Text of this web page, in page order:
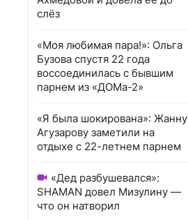
слёз
«Моя любимая пара!»: Ольга
Бузова спустя 22 года
воссоединилась с бывшим
парнем из «ДОМа-2»
«Я была шокирована»: Жанну
Агузарову заметили на
отдыхе с 22-летнем парнем
«Дед разбушевался»:
SHAMAN довел Мизулину —
что он натворил